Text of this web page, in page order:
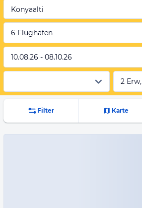
Konyaalti
6 Flughäfen
10.08.26 - 08.10.26
2
Filter Karte